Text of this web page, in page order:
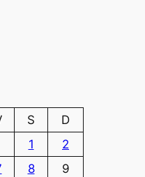
S
D
1
2
8
9